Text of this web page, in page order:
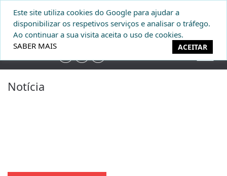
DONATIVOS
Notícia
Este site utiliza cookies do Google para ajudar a
disponibilizar os respetivos serviços e analisar o tráfego.
Ao continuar a sua visita aceita o uso de cookies.
SABER MAIS
ACEITAR